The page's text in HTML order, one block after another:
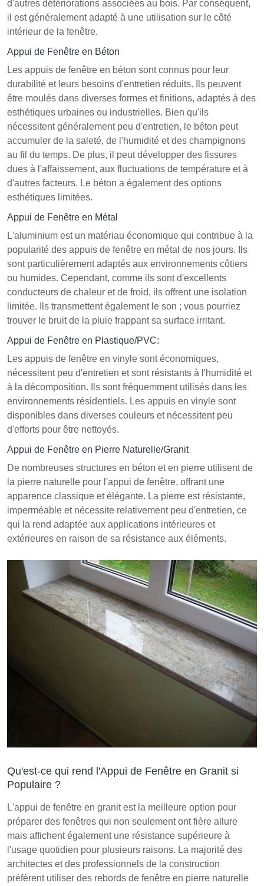
d'autres détériorations associées au bois. Par conséquent,
il est généralement adapté à une utilisation sur le côté
intérieur de la fenêtre.
Appui de Fenêtre en Béton
Les appuis de fenêtre en béton sont connus pour leur
durabilité et leurs besoins d'entretien réduits. Ils peuvent
être moulés dans diverses formes et finitions, adaptés à des
esthétiques urbaines ou industrielles. Bien qu'ils
nécessitent généralement peu d'entretien, le béton peut
accumuler de la saleté, de l'humidité et des champignons
au fil du temps. De plus, il peut développer des fissures
dues à l'affaissement, aux fluctuations de température et à
d'autres facteurs. Le béton a également des options
esthétiques limitées.
Appui de Fenêtre en Métal
L'aluminium est un matériau économique qui contribue à la
popularité des appuis de fenêtre en métal de nos jours. Ils
sont particulièrement adaptés aux environnements côtiers
ou humides. Cependant, comme ils sont d'excellents
conducteurs de chaleur et de froid, ils offrent une isolation
limitée. Ils transmettent également le son ; vous pourriez
trouver le bruit de la pluie frappant sa surface irritant.
Appui de Fenêtre en Plastique/PVC:
Les appuis de fenêtre en vinyle sont économiques,
nécessitent peu d'entretien et sont résistants à l'humidité et
à la décomposition. Ils sont fréquemment utilisés dans les
environnements résidentiels. Les appuis en vinyle sont
disponibles dans diverses couleurs et nécessitent peu
d'efforts pour être nettoyés.
Appui de Fenêtre en Pierre Naturelle/Granit
De nombreuses structures en béton et en pierre utilisent de
la pierre naturelle pour l'appui de fenêtre, offrant une
apparence classique et élégante. La pierre est résistante,
imperméable et nécessite relativement peu d'entretien, ce
qui la rend adaptée aux applications intérieures et
extérieures en raison de sa résistance aux éléments.
Qu'est-ce qui rend l'Appui de Fenêtre en Granit si
Populaire ?
L'appui de fenêtre en granit est la meilleure option pour
préparer des fenêtres qui non seulement ont fière allure
mais affichent également une résistance supérieure à
l'usage quotidien pour plusieurs raisons. La majorité des
architectes et des professionnels de la construction
préfèrent utiliser des rebords de fenêtre en pierre naturelle